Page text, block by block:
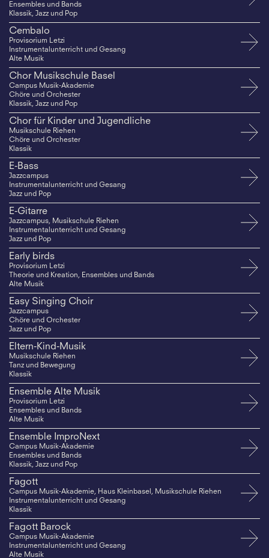
Ensembles und Bands
Klassik, Jazz und Pop
Cembalo
Provisorium Letzi
Instrumentalunterricht und Gesang
Alte Musik
Chor Musikschule Basel
Campus Musik-Akademie
Chöre und Orchester
Klassik, Jazz und Pop
Chor für Kinder und Jugendliche
Musikschule Riehen
Chöre und Orchester
Klassik
E-Bass
Jazzcampus
Instrumentalunterricht und Gesang
Jazz und Pop
E-Gitarre
Jazzcampus, Musikschule Riehen
Instrumentalunterricht und Gesang
Jazz und Pop
Early birds
Provisorium Letzi
Theorie und Kreation, Ensembles und Bands
Alte Musik
Easy Singing Choir
Jazzcampus
Chöre und Orchester
Jazz und Pop
Eltern-Kind-Musik
Musikschule Riehen
Tanz und Bewegung
Klassik
Ensemble Alte Musik
Provisorium Letzi
Ensembles und Bands
Alte Musik
Ensemble ImproNext
Campus Musik-Akademie
Ensembles und Bands
Klassik, Jazz und Pop
Fagott
Campus Musik-Akademie, Haus Kleinbasel, Musikschule Riehen
Instrumentalunterricht und Gesang
Klassik
Fagott Barock
Campus Musik-Akademie
Instrumentalunterricht und Gesang
Alte Musik